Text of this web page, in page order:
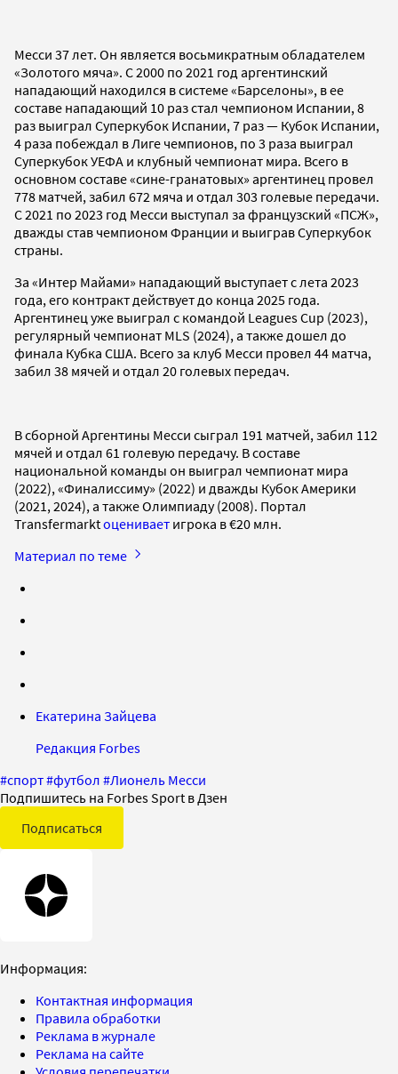
Месси 37 лет. Он является восьмикратным обладателем
«Золотого мяча». С 2000 по 2021 год аргентинский
нападающий находился в системе «Барселоны», в ее
составе нападающий 10 раз стал чемпионом Испании, 8
раз выиграл Суперкубок Испании, 7 раз — Кубок Испании,
4 раза побеждал в Лиге чемпионов, по 3 раза выиграл
Суперкубок УЕФА и клубный чемпионат мира. Всего в
основном составе «сине-гранатовых» аргентинец провел
778 матчей, забил 672 мяча и отдал 303 голевые передачи.
С 2021 по 2023 год Месси выступал за французский «ПСЖ»,
дважды став чемпионом Франции и выиграв Суперкубок
страны.
За «Интер Майами» нападающий выступает с лета 2023
года, его контракт действует до конца 2025 года.
Аргентинец уже выиграл с командой Leagues Cup (2023),
регулярный чемпионат MLS (2024), а также дошел до
финала Кубка США. Всего за клуб Месси провел 44 матча,
забил 38 мячей и отдал 20 голевых передач.
В сборной Аргентины Месси сыграл 191 матчей, забил 112
мячей и отдал 61 голевую передачу. В составе
национальной команды он выиграл чемпионат мира
(2022), «Финалиссиму» (2022) и дважды Кубок Америки
(2021, 2024), а также Олимпиаду (2008). Портал
Transfermarktоценивает игрока в €20 млн.
Материал по теме
Екатерина Зайцева
Редакция Forbes
#спорт#футбол #Лионель Месси
Подпишитесь на Forbes Sport в Дзен
Подписаться
Информация:
Контактная информация
Правила обработки
Реклама в журнале
Реклама на сайте